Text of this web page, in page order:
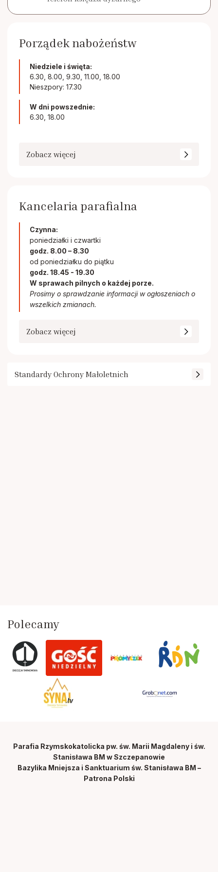
Porządek nabożeństw
Niedziele i święta:
6.30, 8.00, 9.30, 11.00, 18.00
Nieszpory: 17.30
W dni powszednie:
6.30, 18.00
Zobacz więcej
Kancelaria parafialna
Czynna:
poniedziałki i czwartki
godz. 8.00 – 8.30
od poniedziałku do piątku
godz. 18.45 - 19.30
W sprawach pilnych o każdej porze.
Prosimy o sprawdzanie informacji w ogłoszeniach o
wszelkich zmianach.
Zobacz więcej
Standardy Ochrony Małoletnich
Polecamy
Parafia Rzymskokatolicka pw. św. Marii Magdaleny i św.
Stanisława BM w Szczepanowie
Bazylika Mniejsza i Sanktuarium św. Stanisława BM –
Patrona Polski